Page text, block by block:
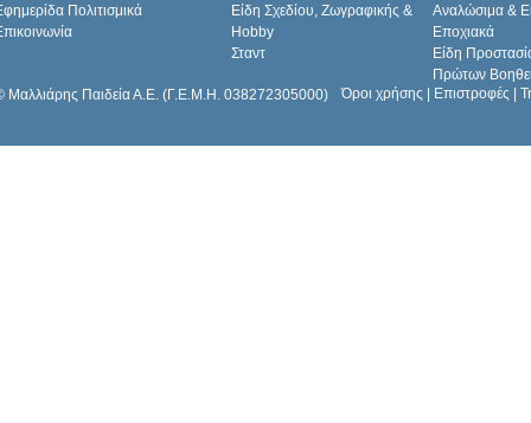
Πολιτισμικά
Είδη Σχεδίου, Ζωγραφικής &
Hobby
Αναλώσιμα &
Εποχιακά
Σταντ
Είδη
Πρώτων
Μαλλιάρης Παιδεία Α.Ε. (Γ.Ε.Μ.Η. 038272305000)
Όροι χρήσης Επιστροφές